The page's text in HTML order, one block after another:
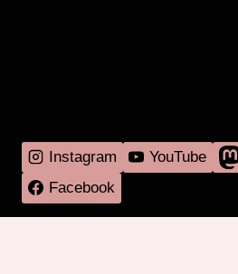
Instagram YouTube
Facebook